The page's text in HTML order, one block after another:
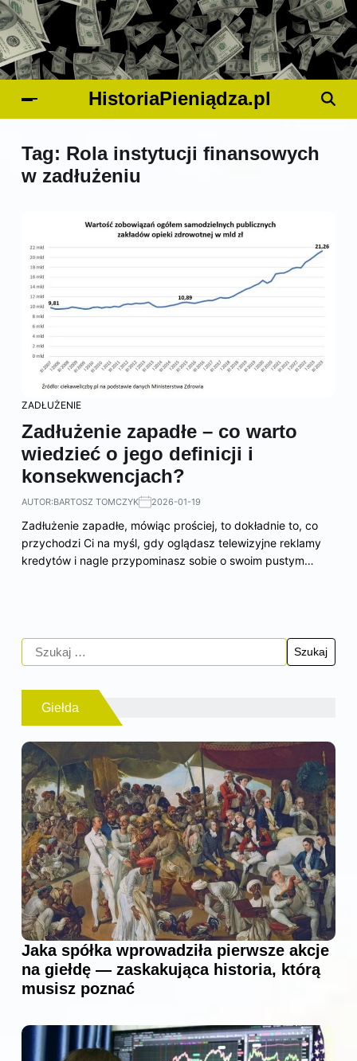
HistoriaPieniądza.pl
Tag: Rola instytucji finansowych
w zadłużeniu
ZADŁUŻENIE
Zadłużenie zapadłe – co warto
wiedzieć o jego definicji i
konsekwencjach?
AUTOR:BARTOSZ TOMCZYK 2026-01-19
Zadłużenie zapadłe, mówiąc prościej, to dokładnie to, co
przychodzi Ci na myśl, gdy oglądasz telewizyjne reklamy
kredytów i nagle przypominasz sobie o swoim pustym…
Giełda
Jaka spółka wprowadziła pierwsze akcje
na giełdę — zaskakująca historia, którą
musisz poznać